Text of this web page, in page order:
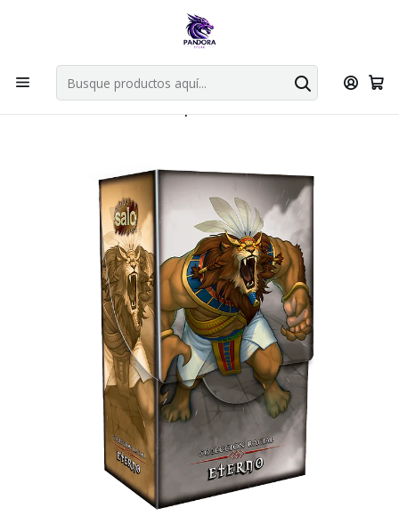
Por compras en cartas singles superiores a 49.990 el envio es
Explorar singles
Inicio Juegos de cartas TCG Mitos y Leyendas TCG
Sellado Primer Bloque